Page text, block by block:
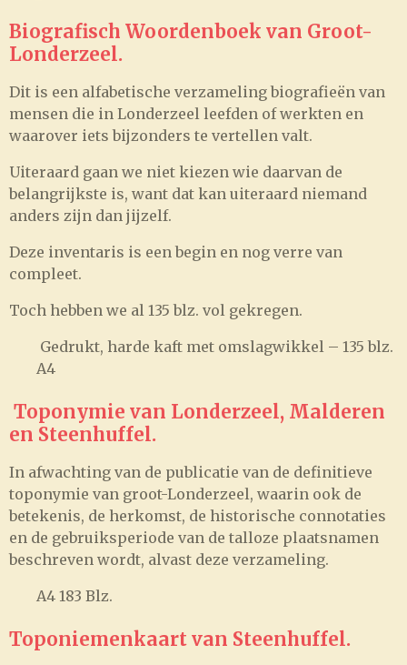
Biografisch Woordenboek van Groot-
Londerzeel.
Dit is een alfabetische verzameling biografieën van
mensen die in Londerzeel leefden of werkten en
waarover iets bijzonders te vertellen valt.
Uiteraard gaan we niet kiezen wie daarvan de
belangrijkste is, want dat kan uiteraard niemand
anders zijn dan jijzelf.
Deze inventaris is een begin en nog verre van
compleet.
Toch hebben we al 135 blz. vol gekregen.
Gedrukt, harde kaft met omslagwikkel – 135 blz.
A4
Toponymie van Londerzeel, Malderen
en Steenhuffel.
In afwachting van de publicatie van de definitieve
toponymie van groot-Londerzeel, waarin ook de
betekenis, de herkomst, de historische connotaties
en de gebruiksperiode van de talloze plaatsnamen
beschreven wordt, alvast deze verzameling.
A4 183 Blz.
Toponiemenkaart van Steenhuffel.